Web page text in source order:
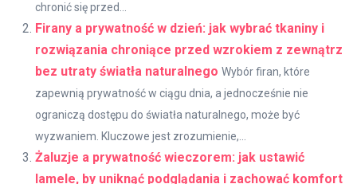
chronić się przed...
Firany a prywatność w dzień: jak wybrać tkaniny i
rozwiązania chroniące przed wzrokiem z zewnątrz
bez utraty światła naturalnego Wybór firan, które
zapewnią prywatność w ciągu dnia, a jednocześnie nie
ograniczą dostępu do światła naturalnego, może być
wyzwaniem. Kluczowe jest zrozumienie,...
Żaluzje a prywatność wieczorem: jak ustawić
lamele, by uniknąć podglądania i zachować komfort